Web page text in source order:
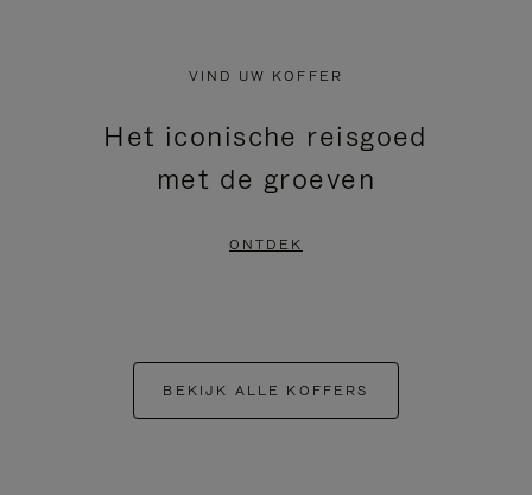
VIND UW KOFFER
Het iconische reisgoed
met de groeven
ONTDEK
BEKIJK ALLE KOFFERS